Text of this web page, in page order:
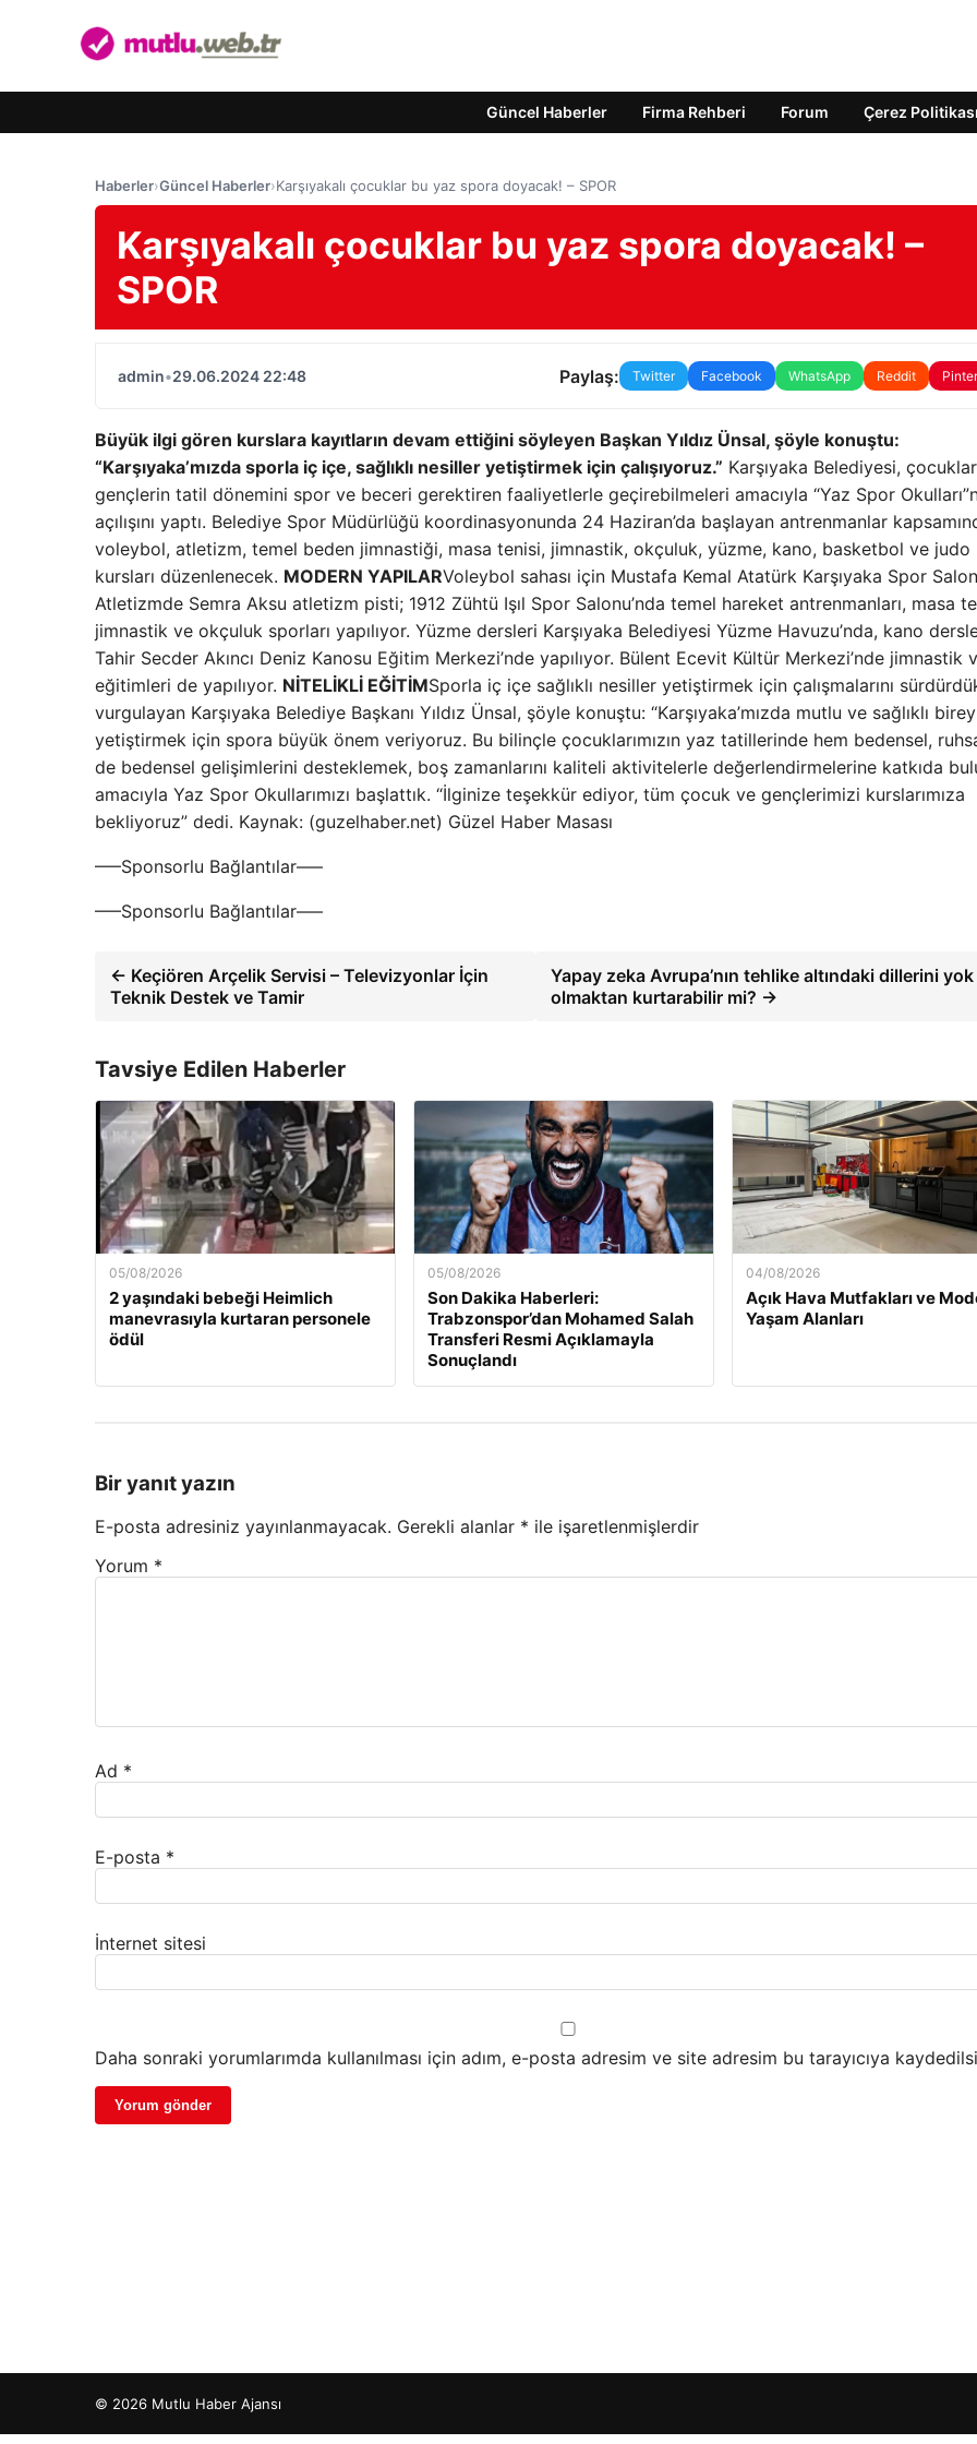
Güncel Haberler Firma Rehberi Forum Çerez Politikası
Haberler›Güncel Haberler›Karşıyakalı çocuklar bu yaz spora doyacak! – SPOR
Karşıyakalı çocuklar bu yaz spora doyacak! –
SPOR
admin•29.06.2024 22:48 Paylaş: Twitter Facebook WhatsApp Reddit
Büyük ilgi gören kurslara kayıtların devam ettiğini söyleyen Başkan Yıldız Ünsal, şöyle konuştu:
“Karşıyaka’mızda sporla iç içe, sağlıklı nesiller yetiştirmek için çalışıyoruz.” Karşıyaka Belediyesi,
gençlerin tatil dönemini spor ve beceri gerektiren faaliyetlerle geçirebilmeleri amacıyla “Yaz Spor
açılışını yaptı. Belediye Spor Müdürlüğü koordinasyonunda 24 Haziran’da başlayan antrenmanlar
voleybol, atletizm, temel beden jimnastiği, masa tenisi, jimnastik, okçuluk, yüzme, kano, basketbol ve judo
kursları düzenlenecek. MODERN YAPILARVoleybol sahası için Mustafa Kemal Atatürk Karşıyaka Spor
Atletizmde Semra Aksu atletizm pisti; 1912 Zühtü Işıl Spor Salonu’nda temel hareket antrenmanları, masa
jimnastik ve okçuluk sporları yapılıyor. Yüzme dersleri Karşıyaka Belediyesi Yüzme Havuzu’nda, kano
Tahir Secder Akıncı Deniz Kanosu Eğitim Merkezi’nde yapılıyor. Bülent Ecevit Kültür Merkezi’nde jimnastik
eğitimleri de yapılıyor. NİTELİKLİ EĞİTİMSporla iç içe sağlıklı nesiller yetiştirmek için çalışmalarını
vurgulayan Karşıyaka Belediye Başkanı Yıldız Ünsal, şöyle konuştu: “Karşıyaka’mızda mutlu ve sağlıklı
yetiştirmek için spora büyük önem veriyoruz. Bu bilinçle çocuklarımızın yaz tatillerinde hem bedensel,
de bedensel gelişimlerini desteklemek, boş zamanlarını kaliteli aktivitelerle değerlendirmelerine katkıda
amacıyla Yaz Spor Okullarımızı başlattık. “İlginize teşekkür ediyor, tüm çocuk ve gençlerimizi kurslarımıza
bekliyoruz” dedi. Kaynak: (guzelhaber.net) Güzel Haber Masası
—–Sponsorlu Bağlantılar—–
—–Sponsorlu Bağlantılar—–
← Keçiören Arçelik Servisi – Televizyonlar İçin
Teknik Destek ve Tamir
Yapay zeka Avrupa’nın tehlike altındaki dillerini yok
olmaktan kurtarabilir mi? →
Tavsiye Edilen Haberler
05/08/2026
2 yaşındaki bebeği Heimlich
manevrasıyla kurtaran personele
ödül
05/08/2026
Son Dakika Haberleri:
Trabzonspor’dan Mohamed Salah
Transferi Resmi Açıklamayla
Sonuçlandı
04/08/2026
Açık Hava Mutfakları ve
Yaşam Alanları
Bir yanıt yazın
E-posta adresiniz yayınlanmayacak. Gerekli alanlar * ile işaretlenmişlerdir
Yorum *
Ad *
E-posta *
İnternet sitesi
Daha sonraki yorumlarımda kullanılması için adım, e-posta adresim ve site adresim bu tarayıcıya
© 2026 Mutlu Haber Ajansı